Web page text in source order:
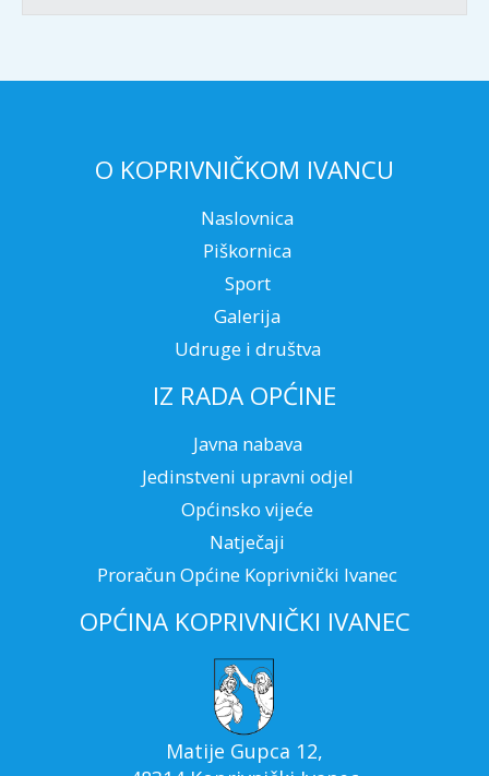
O KOPRIVNIČKOM IVANCU
Naslovnica
Piškornica
Sport
Galerija
Udruge i društva
IZ RADA OPĆINE
Javna nabava
Jedinstveni upravni odjel
Općinsko vijeće
Natječaji
Proračun Općine Koprivnički Ivanec
OPĆINA KOPRIVNIČKI IVANEC
Matije Gupca 12,